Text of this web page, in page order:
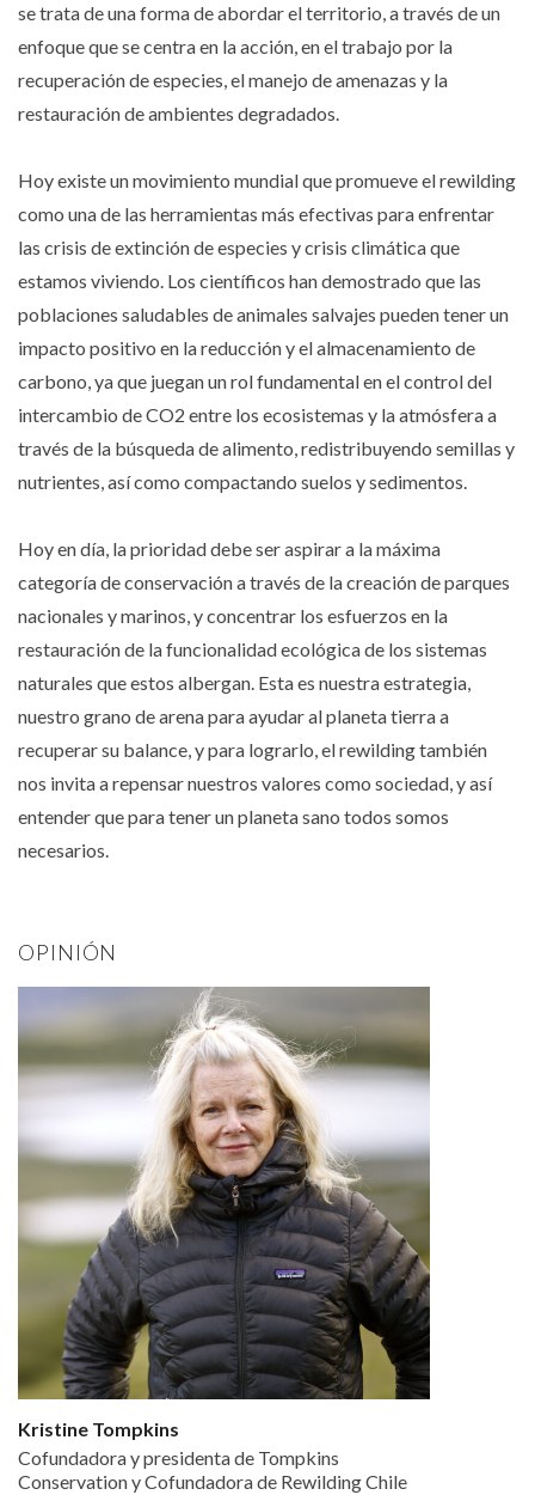
se trata de una forma de abordar el territorio, a través de un
enfoque que se centra en la acción, en el trabajo por la
recuperación de especies, el manejo de amenazas y la
restauración de ambientes degradados.
Hoy existe un movimiento mundial que promueve el rewilding
como una de las herramientas más efectivas para enfrentar
las crisis de extinción de especies y crisis climática que
estamos viviendo. Los científicos han demostrado que las
poblaciones saludables de animales salvajes pueden tener un
impacto positivo en la reducción y el almacenamiento de
carbono, ya que juegan un rol fundamental en el control del
intercambio de CO2 entre los ecosistemas y la atmósfera a
través de la búsqueda de alimento, redistribuyendo semillas y
nutrientes, así como compactando suelos y sedimentos.
Hoy en día, la prioridad debe ser aspirar a la máxima
categoría de conservación a través de la creación de parques
nacionales y marinos, y concentrar los esfuerzos en la
restauración de la funcionalidad ecológica de los sistemas
naturales que estos albergan. Esta es nuestra estrategia,
nuestro grano de arena para ayudar al planeta tierra a
recuperar su balance, y para lograrlo, el rewilding también
nos invita a repensar nuestros valores como sociedad, y así
entender que para tener un planeta sano todos somos
necesarios.
OPINIÓN
Kristine Tompkins
Cofundadora y presidenta de Tompkins
Conservation y Cofundadora de Rewilding Chile